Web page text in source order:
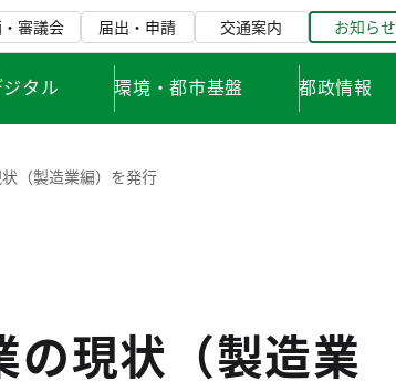
審議会 届出・申請 交通案内 お知らせ
タル 環境・都市基盤 都政情報
（製造業編）を発行
現状（製造業